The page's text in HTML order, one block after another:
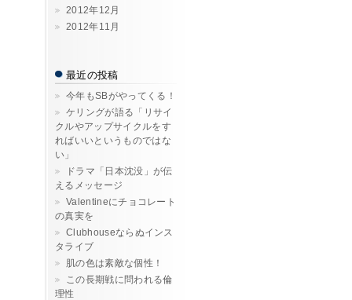
2012年12月
2012年11月
最近の投稿
今年もSBがやってくる！
ケリングが語る「リサイ
クルやアップサイクルをす
ればいいというものではな
い」
ドラマ「日本沈没」が伝
えるメッセージ
Valentineにチョコレート
の真実を
Clubhouseならぬインス
タライブ
肌の色は素敵な個性！
この長期戦に問われる倫
理性